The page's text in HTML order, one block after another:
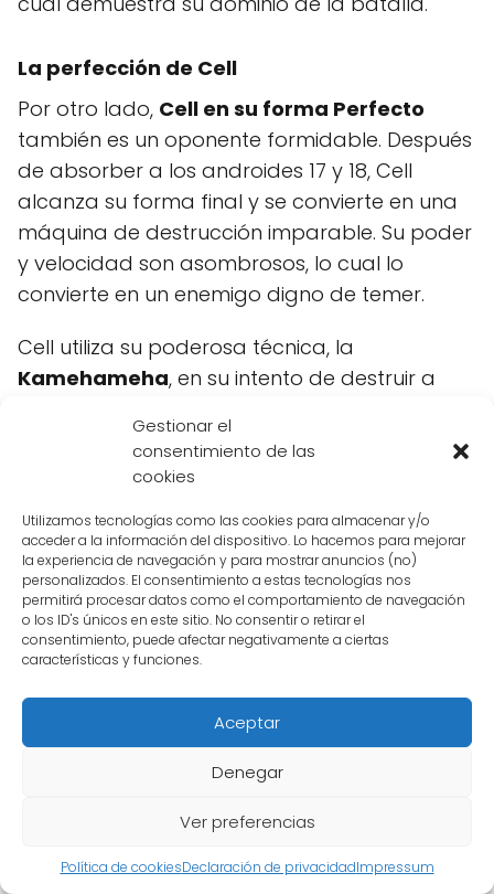
Gestionar el
consentimiento de las
cookies
Utilizamos tecnologías como las cookies para almacenar y/o
acceder a la información del dispositivo. Lo hacemos para mejorar
la experiencia de navegación y para mostrar anuncios (no)
personalizados. El consentimiento a estas tecnologías nos
permitirá procesar datos como el comportamiento de navegación
o los ID's únicos en este sitio. No consentir o retirar el
consentimiento, puede afectar negativamente a ciertas
características y funciones.
Aceptar
Denegar
Ver preferencias
Política de cookiesDeclaración de privacidadImpressum
La perfección de Cell
Por otro lado, Cell en su forma Perfecto
también es un oponente formidable. Después
de absorber a los androides 17 y 18, Cell
alcanza su forma final y se convierte en una
máquina de destrucción imparable. Su poder
y velocidad son asombrosos, lo cual lo
convierte en un enemigo digno de temer.
Cell utiliza su poderosa técnica, la
Kamehameha, en su intento de destruir a
logra sobreponerse y contraatacar con su
propio Kamehameha, demostrando así su
Contenido relacionado:
La batalla final: ¿Quién derrotará a
Cell perfecto?
El desenlace de la batalla
como el verdadero héroe al liberar todo su
potencial y lanzar un devastador ataque
desesperados de Cell por detenerlo, Gohan